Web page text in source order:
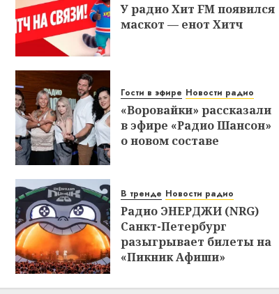
У радио Хит FM появился
маскот — енот Хитч
Гости в эфире Новости радио
«Воровайки» рассказали
в эфире «Радио Шансон»
о новом составе
В тренде Новости радио
Радио ЭНЕРДЖИ (NRG)
Санкт-Петербург
разыгрывает билеты на
«Пикник Афиши»